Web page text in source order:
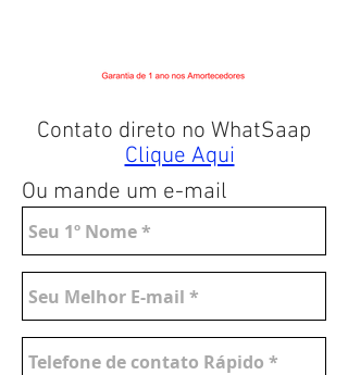
Contato direto no WhatSaap
Clique Aqui
Ou mande um e-mail